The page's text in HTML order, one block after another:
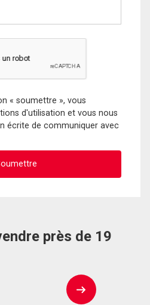
« soumettre », vous
d'utilisation et vous nous
écrite de communiquer avec
près de 19